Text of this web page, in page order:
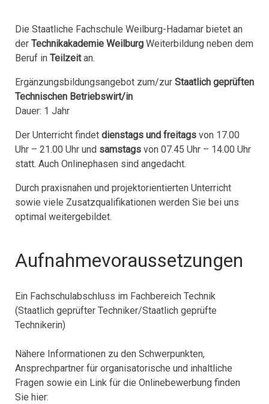
Die Staatliche Fachschule Weilburg-Hadamar bietet an
der Technikakademie Weilburg Weiterbildung neben dem
Beruf in Teilzeitan.
Ergänzungsbildungsangebot zum/zur Staatlich geprüften
Technischen Betriebswirt/in
Dauer: 1 Jahr
Der Unterricht findet dienstags und freitags von 17.00
Uhr – 21.00 Uhr und samstags von 07.45 Uhr – 14.00 Uhr
statt. Auch Onlinephasen sind angedacht.
Durch praxisnahen und projektorientierten Unterricht
sowie viele Zusatzqualifikationen werden Sie bei uns
optimal weitergebildet.
Aufnahmevoraussetzungen
Ein Fachschulabschluss im Fachbereich Technik
(Staatlich geprüfter Techniker/Staatlich geprüfte
Technikerin)
Nähere Informationen zu den Schwerpunkten,
Ansprechpartner für organisatorische und inhaltliche
Fragen sowie ein Link für die Onlinebewerbung finden
Sie hier: